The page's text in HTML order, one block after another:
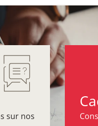
sur nos